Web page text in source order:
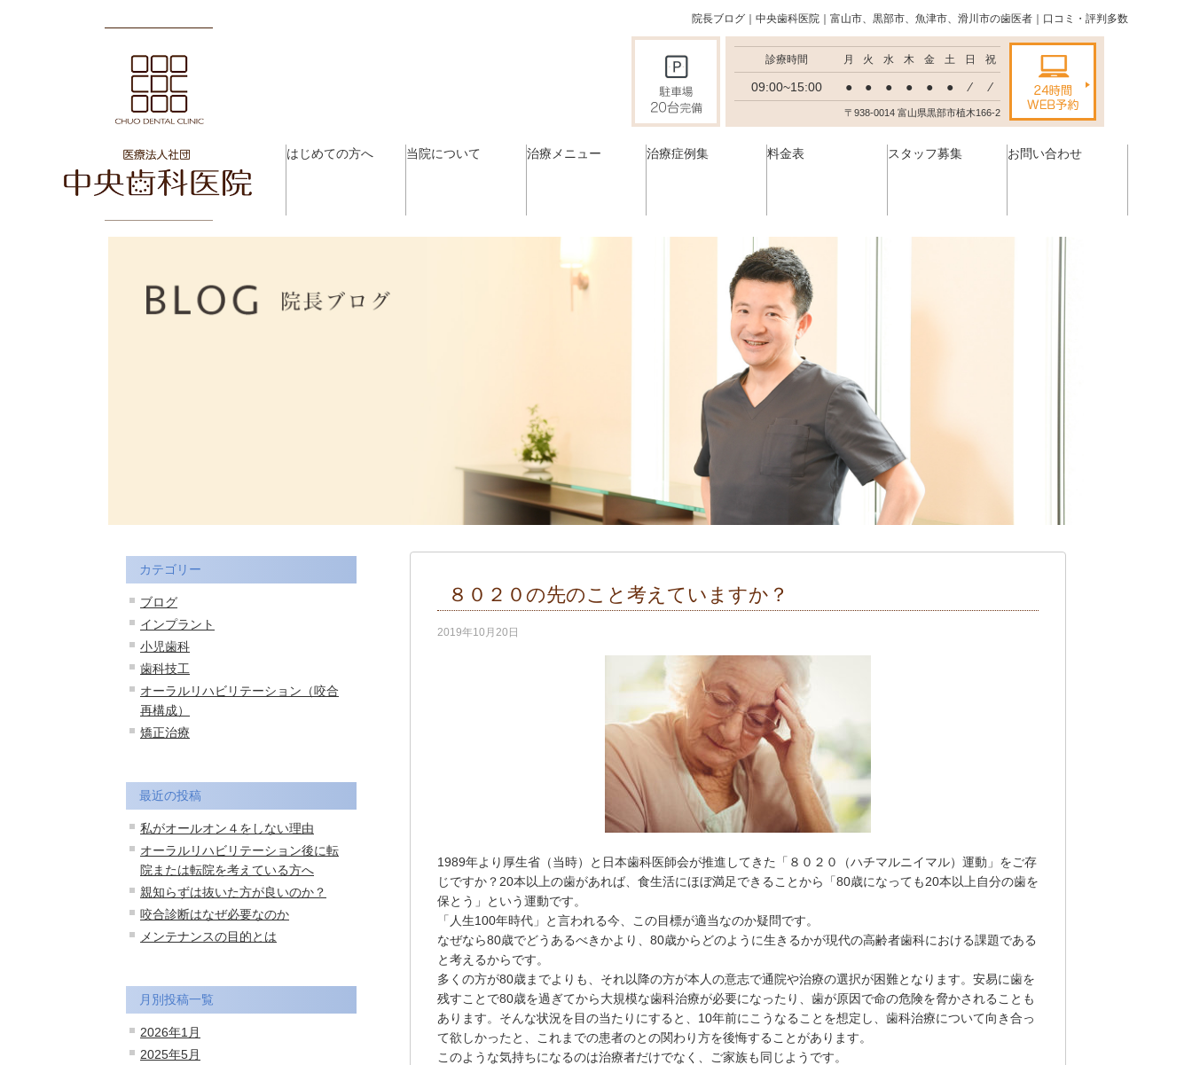
院長ブログ｜中央歯科医院｜富山市、黒部市、魚津市、滑川市の歯医者｜口コミ・評判多数
診療時間 月 火 水 木 金 土 日 祝
09:00~15:00 ● ● ● ● ● ● ⁄ ⁄
〒938-0014 富山県黒部市植木166-2
はじめての方へ 当院について 治療メニュー 治療症例集 料金表 スタッフ募集 お問い合わせ
カテゴリー
ブログ
インプラント
小児歯科
歯科技工
オーラルリハビリテーション（咬合
再構成）
矯正治療
最近の投稿
私がオールオン４をしない理由
オーラルリハビリテーション後に転
院または転院を考えている方へ
親知らずは抜いた方が良いのか？
咬合診断はなぜ必要なのか
メンテナンスの目的とは
月別投稿一覧
2026年1月
2025年5月
８０２０の先のこと考えていますか？
2019年10月20日
1989年より厚生省（当時）と日本歯科医師会が推進してきた「８０２０（ハチマルニイマル）運動」をご存
じですか？20本以上の歯があれば、食生活にほぼ満足できることから「80歳になっても20本以上自分の歯を
保とう」という運動です。
「人生100年時代」と言われる今、この目標が適当なのか疑問です。
なぜなら80歳でどうあるべきかより、80歳からどのように生きるかが現代の高齢者歯科における課題である
と考えるからです。
多くの方が80歳までよりも、それ以降の方が本人の意志で通院や治療の選択が困難となります。安易に歯を
残すことで80歳を過ぎてから大規模な歯科治療が必要になったり、歯が原因で命の危険を脅かされることも
あります。そんな状況を目の当たりにすると、10年前にこうなることを想定し、歯科治療について向き合っ
て欲しかったと、これまでの患者のとの関わり方を後悔することがあります。
このような気持ちになるのは治療者だけでなく、ご家族も同じようです。